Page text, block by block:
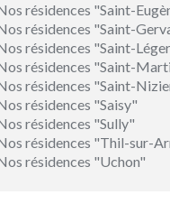
résidences "Saint-
résidences "Saint-
résidences "Saint-
résidences "Saint-
résidences "Saint-
résidences "Saisy"
résidences "Sully"
résidences "Thil-sur-
résidences "Uchon"